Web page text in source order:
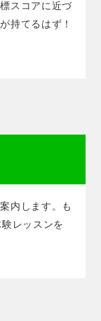
スコアに近づ
持てるはず！
内します。も
レッスンを